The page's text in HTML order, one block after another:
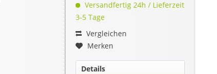
Versandfertig 24h / Lieferzeit
3-5 Tage
Vergleichen
Merken
Details